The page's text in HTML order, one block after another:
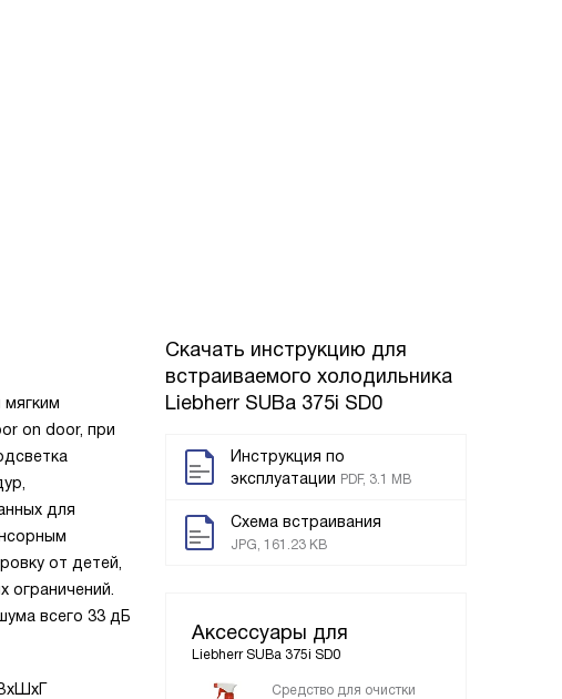
Скачать инструкцию для
встраиваемого холодильника
Liebherr SUBa 375i SD0
Инструкция по
эксплуатации PDF, 3.1 MB
Схема встраивания
JPG, 161.23 KB
Аксессуары для
Liebherr SUBa 375i SD0
Средство для очистки
on door, при
для
от детей,
всего 33 дБ